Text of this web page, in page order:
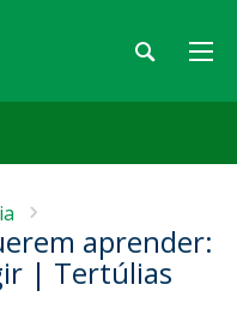
aprender:
| Tertúlias